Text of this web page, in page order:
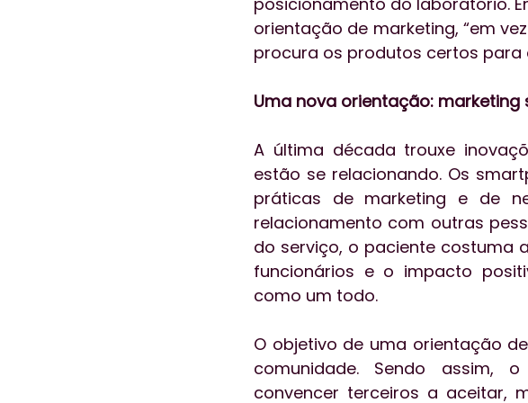
orientação de marketing, “em
procura os produtos certos para
Uma nova orientação: marketing
A última década trouxe
estão se relacionando. Os
práticas de marketing e de
relacionamento com outras
do serviço, o paciente costuma
funcionários e o impacto
como um todo.
O objetivo de uma orientação
comunidade. Sendo assim,
convencer terceiros a aceitar,